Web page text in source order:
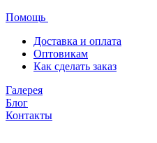
Помощь
Доставка и оплата
Оптовикам
Как сделать заказ
Галерея
Блог
Контакты